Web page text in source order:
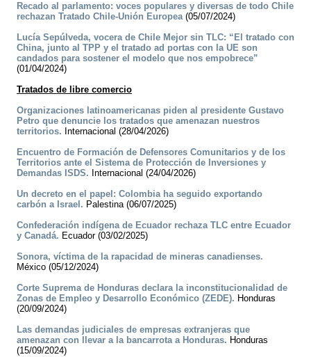
Recado al parlamento: voces populares y diversas de todo Chile
rechazan Tratado Chile-Unión Europea(05/07/2024)
Lucía Sepúlveda, vocera de Chile Mejor sin TLC: “El tratado con
China, junto al TPP y el tratado ad portas con la UE son
candados para sostener el modelo que nos empobrece”
(01/04/2024)
Tratados de libre comercio
Organizaciones latinoamericanas piden al presidente Gustavo
Petro que denuncie los tratados que amenazan nuestros
territorios. Internacional (28/04/2026)
Encuentro de Formación de Defensores Comunitarios y de los
Territorios ante el Sistema de Protección de Inversiones y
Demandas ISDS. Internacional (24/04/2026)
Un decreto en el papel: Colombia ha seguido exportando
carbón a Israel. Palestina (06/07/2025)
Confederación indígena de Ecuador rechaza TLC entre Ecuador
y Canadá. Ecuador (03/02/2025)
Sonora, víctima de la rapacidad de mineras canadienses.
México (05/12/2024)
Corte Suprema de Honduras declara la inconstitucionalidad de
Zonas de Empleo y Desarrollo Económico (ZEDE). Honduras
(20/09/2024)
Las demandas judiciales de empresas extranjeras que
amenazan con llevar a la bancarrota a Honduras. Honduras
(15/09/2024)